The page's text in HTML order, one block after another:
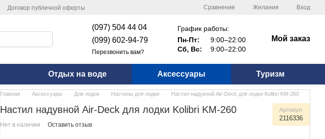
Договор публичной оферты
Сравнение Желания Вход
(097) 504 44 04
(099) 602-94-79
Перезвонить вам?
График работы:
Пн-Пт:
9:00–22:00
Сб, Вс:
9:00–22:00
Мой заказ
Отдых на воде Аксессуары Туризм
Главная Аксессуары Для лодок Настилы для лодки Настил надувной Air-Deck для лодки Kolibri KМ-260
Настил надувной Air-Deck для лодки Kolibri KМ-260 Артикул
2116336
Нет в наличии Оставить отзыв